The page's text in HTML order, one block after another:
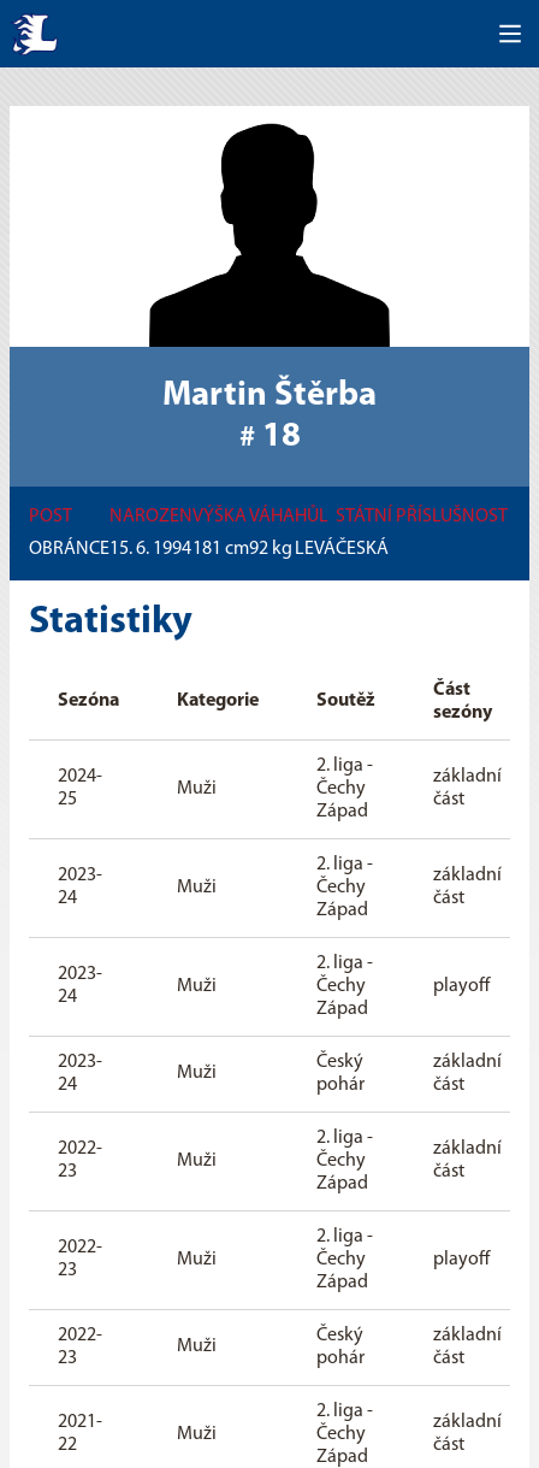
Martin Štěrba
# 18
POST
OBRÁNCE
NAROZEN
15. 6. 1994
VÝŠKA
181 cm
VÁHA
92 kg
HŮL
LEVÁ
STÁTNÍ PŘÍSLUŠNOST
ČESKÁ
Statistiky
Sezóna Kategorie Soutěž
Část
sezóny
2024-
25
Muži
2. liga -
Čechy
Západ
základní
část
2023-
24
Muži
2. liga -
Čechy
Západ
základní
část
2023-
24
Muži
2. liga -
Čechy
Západ
playoff
2023-
24
Muži
Český
pohár
základní
část
2022-
23
Muži
2. liga -
Čechy
Západ
základní
část
2022-
23
Muži
2. liga -
Čechy
Západ
playoff
2022-
23
Muži
Český
pohár
základní
část
2021-
22
Muži
2. liga -
Čechy
Západ
základní
část